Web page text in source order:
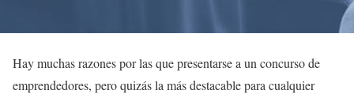
Hay muchas razones por las que presentarse a un concurso de
emprendedores, pero quizás la más destacable para cualquier